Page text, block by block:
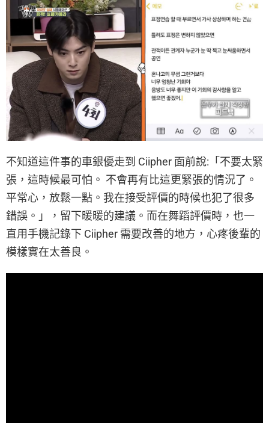
不知道這件事的車銀優走到 Ciipher 面前說:「不要太緊
張，這時候最可怕。 不會再有比這更緊張的情況了。
平常心，放鬆一點。我在接受評價的時候也犯了很多
錯誤。」，留下暖暖的建議。而在舞蹈評價時，也一
直用手機記錄下 Ciipher 需要改善的地方，心疼後輩的
模樣實在太善良。